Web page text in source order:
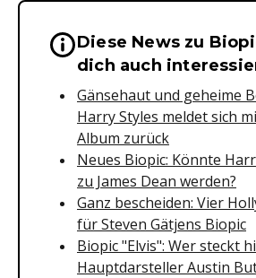
Wichtige Hinweise
Diese News zu
dich auch
Gänsehaut und geheime
Harry Styles meldet sich
Album zurück
Neues Biopic: Könnte
zu James Dean werden?
Ganz bescheiden: Vier
für Steven Gätjens Biopic
Biopic "Elvis": Wer steckt
Hauptdarsteller Austin